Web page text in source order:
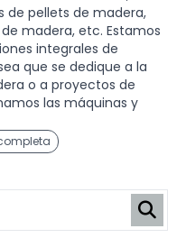
de pellets de madera,
madera, etc. Estamos
integrales de
que se dedique a la
o a proyectos de
las máquinas y